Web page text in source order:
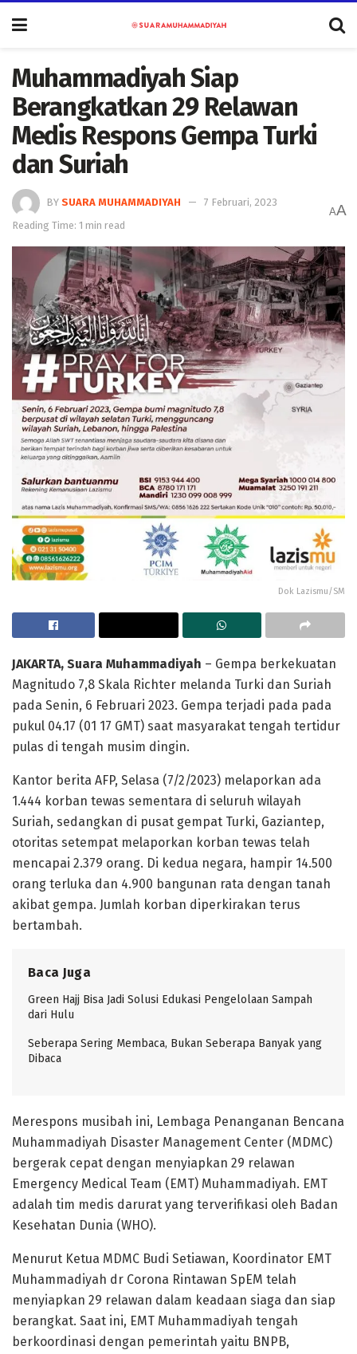
Muhammadiyah Siap
Berangkatkan 29 Relawan
Medis Respons Gempa Turki
dan Suriah
BY SUARA MUHAMMADIYAH
7 Februari, 2023
Reading Time: 1 min read
AA
Dok Lazismu/SM
JAKARTA, Suara Muhammadiyah – Gempa berkekuatan
Magnitudo 7,8 Skala Richter melanda Turki dan Suriah
pada Senin, 6 Februari 2023. Gempa terjadi pada pada
pukul 04.17 (01 17 GMT) saat masyarakat tengah tertidur
pulas di tengah musim dingin.
Kantor berita AFP, Selasa (7/2/2023) melaporkan ada
1.444 korban tewas sementara di seluruh wilayah
Suriah, sedangkan di pusat gempat Turki, Gaziantep,
otoritas setempat melaporkan korban tewas telah
mencapai 2.379 orang. Di kedua negara, hampir 14.500
orang terluka dan 4.900 bangunan rata dengan tanah
akibat gempa. Jumlah korban diperkirakan terus
bertambah.
Baca Juga
Green Hajj Bisa Jadi Solusi Edukasi Pengelolaan Sampah
dari Hulu
Seberapa Sering Membaca, Bukan Seberapa Banyak yang
Dibaca
Merespons musibah ini, Lembaga Penanganan Bencana
Muhammadiyah Disaster Management Center (MDMC)
bergerak cepat dengan menyiapkan 29 relawan
Emergency Medical Team (EMT) Muhammadiyah. EMT
adalah tim medis darurat yang terverifikasi oleh Badan
Kesehatan Dunia (WHO).
Menurut Ketua MDMC Budi Setiawan, Koordinator EMT
Muhammadiyah dr Corona Rintawan SpEM telah
menyiapkan 29 relawan dalam keadaan siaga dan siap
berangkat. Saat ini, EMT Muhammadiyah tengah
berkoordinasi dengan pemerintah yaitu BNPB,